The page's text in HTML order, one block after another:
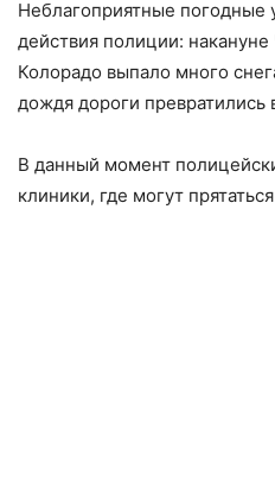
Неблагоприятные погодные
действия полиции:
Колорадо выпало много
дождя дороги превратились
В данный момент
клиники, где могут